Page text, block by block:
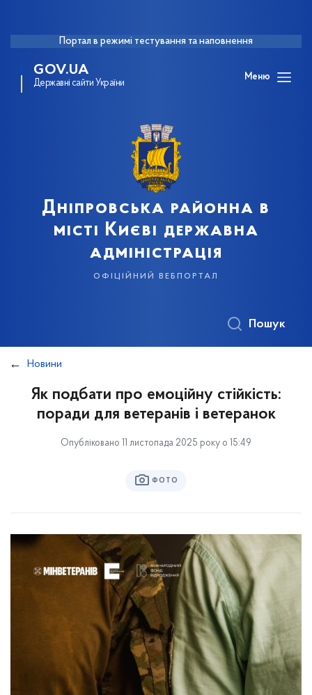
Портал в режимі тестування та наповнення
GOV.UA
Державні сайти України
Меню
Дніпровська районна в
місті Києві державна
адміністрація
офіційний вебпортал
Пошук
Новини
Як подбати про емоційну стійкість:
поради для ветеранів і ветеранок
Опубліковано 11 листопада 2025 року о 15:49
ФОТО